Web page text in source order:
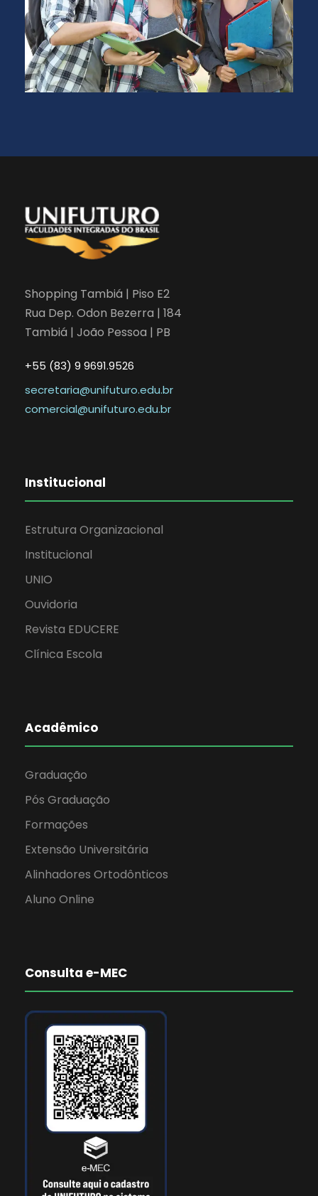
Shopping Tambiá | Piso E2
Rua Dep. Odon Bezerra | 184
Tambiá | João Pessoa | PB
+55 (83) 9 9691.9526
secretaria@unifuturo.edu.br
comercial@unifuturo.edu.br
Institucional
Estrutura Organizacional
Institucional
UNIO
Ouvidoria
Revista EDUCERE
Clínica Escola
Acadêmico
Graduação
Pós Graduação
Formações
Extensão Universitária
Alinhadores Ortodônticos
Aluno Online
Consulta e-MEC